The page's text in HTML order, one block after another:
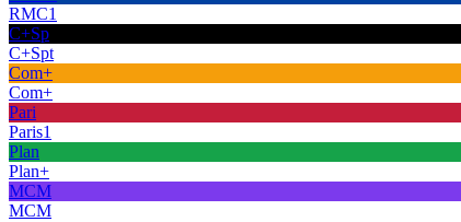
RMC1
C+Sp
C+Spt
Com+
Com+
Pari
Paris1
Plan
Plan+
MCM
MCM